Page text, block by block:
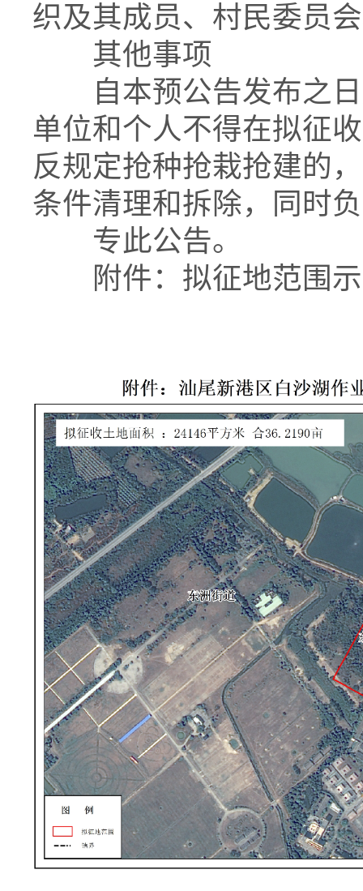
织及其成员、村民委员
其他事项
自本预公告发布之日
单位和个人不得在拟征
反规定抢种抢栽抢建的
条件清理和拆除，同时
专此公告。
附件：拟征地范围示